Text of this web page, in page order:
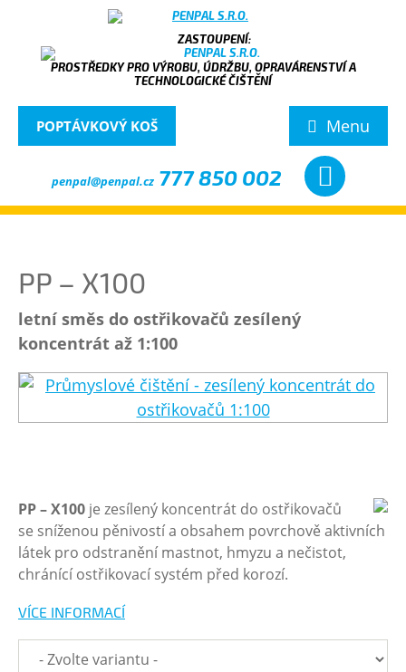
PROSTŘEDKY PRO VÝROBU, ÚDRŽBU, OPRAVÁRENSTVÍ A
TECHNOLOGICKÉ ČIŠTĚNÍ
Menu
POPTÁVKOVÝ KOŠ
penpal@penpal.cz 777 850 002
PP – X100
letní směs do ostřikovačů zesílený
koncentrát až 1:100
PP – X100 je zesílený koncentrát do ostřikovačů
se sníženou pěnivostí a obsahem povrchově aktivních
látek pro odstranění mastnot, hmyzu a nečistot,
chránící ostřikovací systém před korozí.
VÍCE INFORMACÍ